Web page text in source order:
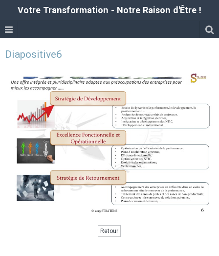
Votre Transformation - Notre Raison d'Être !
Diapositive6
Retour